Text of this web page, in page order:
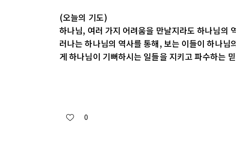
(오늘의 기도)
하나님, 여러 가지 어려움을 만날지라도 하나님의
러나는 하나님의 역사를 통해, 보는 이들이 하나
게 하나님이 기뻐하시는 일들을 지키고 파수하는
0